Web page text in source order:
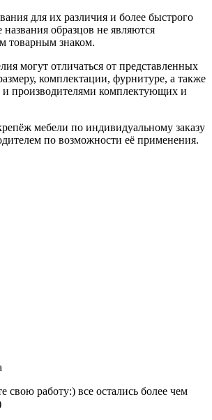
для их различия и более быстрого
названия образцов не являются
товарным знаком.
могут отличаться от представленных
комплектации, фурнитуре, а также
производителями комплектующих и
мебели по индивидуальному заказу
по возможности её применения.
свою работу:) все остались более чем